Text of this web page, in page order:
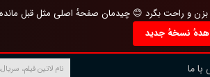
و راحت بگرد 😊 چیدمان صفحهٔ اصلی مثل قبل
نسخهٔ جدید
ما